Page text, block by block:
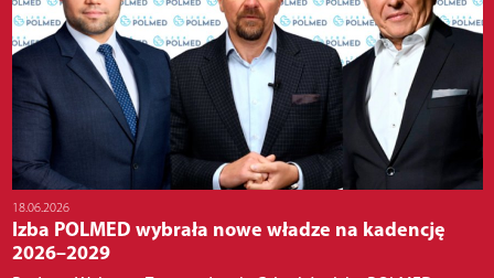
18.06.2026
Izba POLMED wybrała nowe władze na kadencję
2026–2029